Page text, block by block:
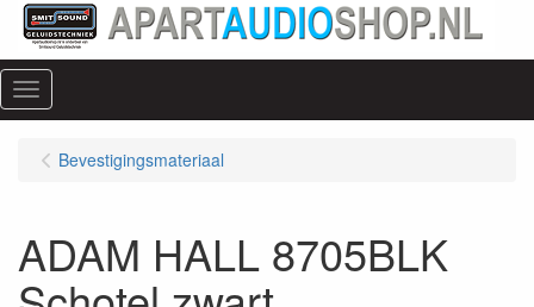
Menu
Bevestigingsmateriaal
ADAM HALL 8705BLK